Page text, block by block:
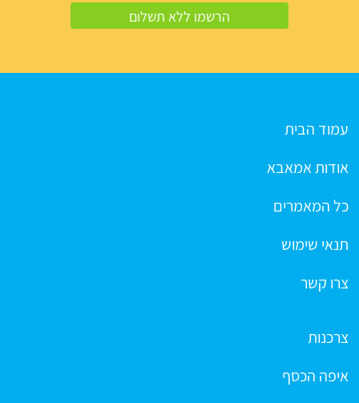
עמוד הבית
אודות אמאבא
כל המאמרים
תנאי שימוש
צרו קשר
צרכנות
איפה הכסף